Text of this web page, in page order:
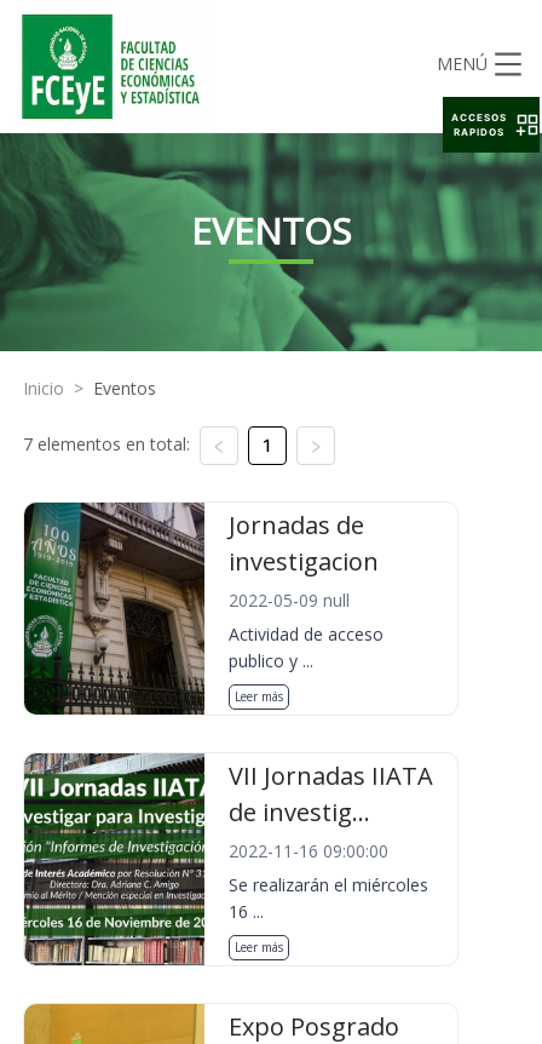
MENÚ
EVENTOS
Inicio > Eventos
7 elementos en total: 1
Jornadas de
investigacion
2022-05-09 null
Actividad de acceso
publico y ...
Leer más
VII Jornadas IIATA
de investig...
2022-11-16 09:00:00
Se realizarán el miércoles
16 ...
Leer más
Expo Posgrado
ACCESOS
RAPIDOS